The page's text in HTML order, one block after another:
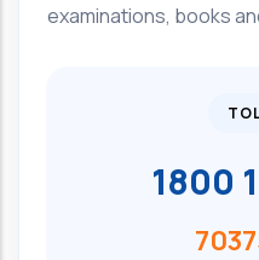
examinations, books
1800